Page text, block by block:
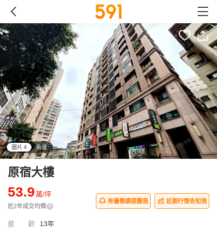
圖片 4 街景
原宿大樓
53.9萬/坪
近2年成交均價
有優惠請提醒我 近期行情告知我
屋齡 13年